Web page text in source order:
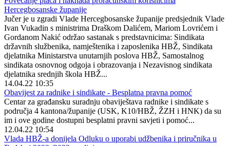
Hercegbosanske županije
Jučer je u zgradi Vlade Hercegbosanske županije predsjednik Vlade
Ivan Vukadin s ministrima Draškom Dalićem, Mariom Lovrićem i
Gordanom Nakić održao sastanak s predstavnicima: Sindikata
državnih službenika, namještenika i zaposlenika HBŽ, Sindikata
djelatnika Ministarstva unutarnjih poslova HBŽ, Samostalnog
sindikata osnovnog odgoja i obrazovanja i Nezavisnog sindikata
djelatnika srednjih škola HBŽ...
14.04.22 10:35
Obavijest za radnike i sindikate - Besplatna pravna pomoć
Centar za građansku suradnju obaviještava radnike i sindikate s
područja 4 kantona/županije (USK, K10/HBŽ, ŽZH i HNK) da su
im i ove godine dostupni besplatni pravni savjeti i pomoć...
12.04.22 10:54
Vlada HBŽ-a donijela Odluku o uporabi udžbenika i priručnika u